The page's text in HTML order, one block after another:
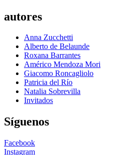
autores
Anna Zucchetti
Alberto de Belaunde
Roxana Barrantes
Américo Mendoza Mori
Giacomo Roncagliolo
Patricia del Río
Natalia Sobrevilla
Invitados
Síguenos
Facebook
Instagram